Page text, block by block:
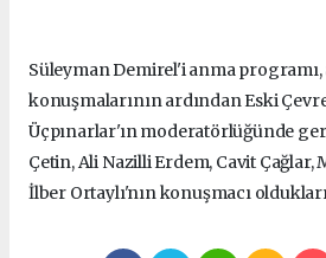
Süleyman Demirel'i anma programı,
konuşmalarının ardından Eski
Üçpınarlar'ın moderatörlüğünde
Çetin, Ali Nazilli Erdem, Cavit Çağlar,
İlber Ortaylı'nın konuşmacı